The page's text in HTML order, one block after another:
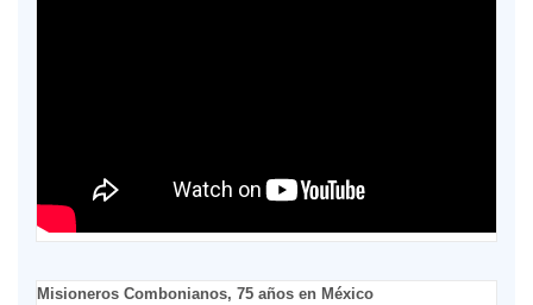
Misioneros Combonianos, 75 años en México